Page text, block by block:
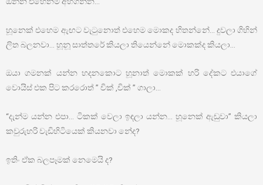
හූනෙක් එහෙම ඇඟට වැටුනොත් එහෙම මොකද හිතන්නේ… දුවලා ගිහින්
ලිත බලනවා… හූනූ සාත්තරේ කියලා තියෙන්නේ මොකක්ද කියලා…
ඔයා ගමනක් යන්න හදනකොට හූනාත් මොකක් හරි දේකට එයාගේ
වොයිස් එක පිට කරරොත් ” චික් ,චික් ” ගාලා…
“දැන්ම යන්න එපා… ටිකක් වෙලා ඉඳලා යන්න… හූනෙක් ඇඬුවා” කියලා
කවුරුහරි වැඩිහිටියෙක් කියනවා නේද?
ඉතිං ඒක බලපෑමක් නෙමෙයි ද?